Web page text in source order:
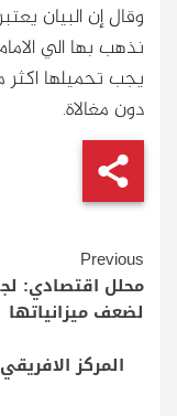
وقال إن البيان
نذهب بها الي
يجب تحميلها اكثر
دون مغالاة.
Continue
Reading
Previous
محلل اقتصادي:
لضعف ميزانياتها
المركز